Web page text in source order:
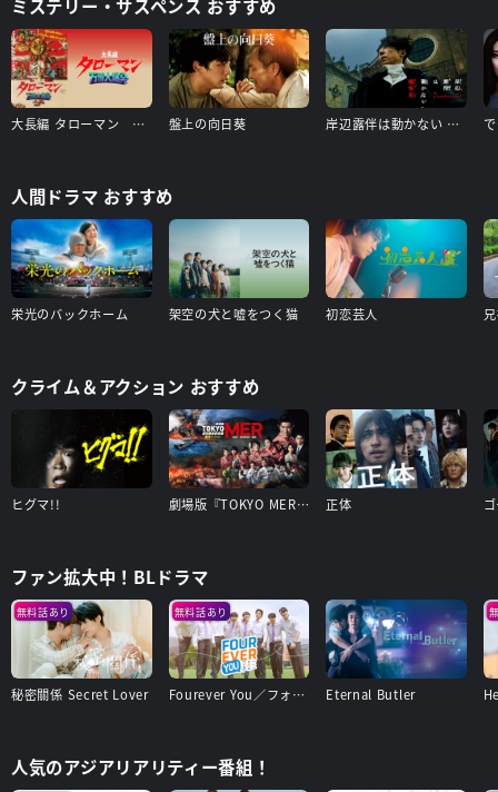
ミステリー・サスペンス おすすめ
大長編 タローマン 万博大爆発（本編）＋【配信限定】山口一郎登壇舞台挨拶（タローマン付き） 特典映像付き 盤上の向日葵 岸辺露伴は動かない 懺悔室
人間ドラマ おすすめ
栄光のバックホーム 架空の犬と嘘をつく猫 初恋芸人
クライム＆アクション おすすめ
ヒグマ!! 劇場版『TOKYO MER～走る緊急救命室～南海ミッション』 正体
ファン拡大中！BLドラマ
無料話あり
秘密關係 Secret Lover
無料話あり
Fourever You／フォーエバー・ユー Eternal Butler
人気のアジアリアリティー番組！